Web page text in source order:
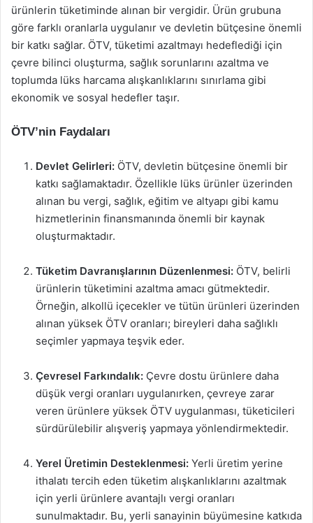
ürünlerin tüketiminde alınan bir vergidir. Ürün grubuna
göre farklı oranlarla uygulanır ve devletin bütçesine önemli
bir katkı sağlar. ÖTV, tüketimi azaltmayı hedeflediği için
çevre bilinci oluşturma, sağlık sorunlarını azaltma ve
toplumda lüks harcama alışkanlıklarını sınırlama gibi
ekonomik ve sosyal hedefler taşır.
ÖTV’nin Faydaları
Devlet Gelirleri: ÖTV, devletin bütçesine önemli bir
katkı sağlamaktadır. Özellikle lüks ürünler üzerinden
alınan bu vergi, sağlık, eğitim ve altyapı gibi kamu
hizmetlerinin finansmanında önemli bir kaynak
oluşturmaktadır.
Tüketim Davranışlarının Düzenlenmesi: ÖTV, belirli
ürünlerin tüketimini azaltma amacı gütmektedir.
Örneğin, alkollü içecekler ve tütün ürünleri üzerinden
alınan yüksek ÖTV oranları; bireyleri daha sağlıklı
seçimler yapmaya teşvik eder.
Çevresel Farkındalık: Çevre dostu ürünlere daha
düşük vergi oranları uygulanırken, çevreye zarar
veren ürünlere yüksek ÖTV uygulanması, tüketicileri
sürdürülebilir alışveriş yapmaya yönlendirmektedir.
Yerel Üretimin Desteklenmesi: Yerli üretim yerine
ithalatı tercih eden tüketim alışkanlıklarını azaltmak
için yerli ürünlere avantajlı vergi oranları
sunulmaktadır. Bu, yerli sanayinin büyümesine katkıda